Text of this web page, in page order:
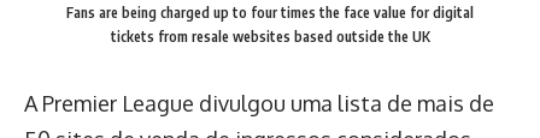
Fans are being charged up to four times the face value for digital
tickets from resale websites based outside the UK
A Premier League divulgou uma lista de mais de